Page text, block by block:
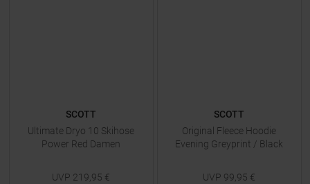
SCOTT
Ultimate Dryo 10 Skihose
Power Red Damen
UVP 219,95 €
SCOTT
Original Fleece Hoodie
Evening Greyprint / Black
UVP 99,95 €